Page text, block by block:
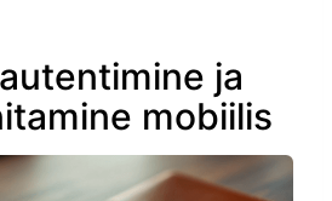
ja
mobiilis